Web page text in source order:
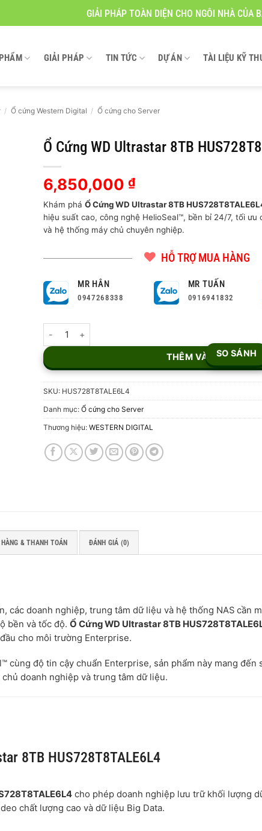
GIẢI PHÁP TOÀN DIỆN CHO NGÔI NHÀ CỦA
GIẢI PHÁP TIN TỨC DỰ ÁN TÀI LIỆU KỸ
/ Ổ cứng Western Digital / Ổ cứng cho Server
Ổ Cứng WD Ultrastar 8TB
6,850,000₫
Khám pháỔ Cứng WD Ultrastar 8TB
hiệu suất cao, công nghệ HelioSeal™, bền bỉ 24/7, tối ưu
và hệ thống máy chủ chuyên nghiệp.
HỖ TRỢ MUA HÀNG
MR HÂN
0947268338
MR TUẤN
0916941832
Ổ Cứng WD Ultrastar 8TB HUS728T8TALE6L4 số lượng
THÊM VÀO GIỎSO SÁNH
SKU: HUS728T8TALE6L4
Danh mục:Ổ cứng cho Server
Thương hiệu:WESTERN DIGITAL
& THANH TOÁN ĐÁNH GIÁ (0)
các doanh nghiệp, trung tâm dữ liệu và hệ thống NAS cần
bền và tốc độ. Ổ Cứng WD Ultrastar 8TB
cho môi trường Enterprise.
cùng độ tin cậy chuẩn Enterprise, sản phẩm này mang đến
doanh nghiệp và trung tâm dữ liệu.
8TB HUS728T8TALE6L4
cho phép doanh nghiệp lưu trữ khối lượng
chất lượng cao và dữ liệu Big Data.